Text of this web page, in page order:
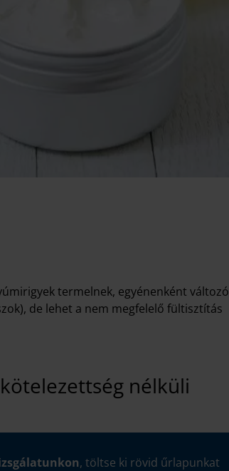
termelnek, egyénenként változó
de lehet a nem megfelelő fültisztítás
nélküli
, töltse ki rövid űrlapunkat